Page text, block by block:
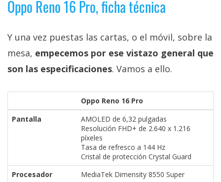
Oppo Reno 16 Pro, ficha técnica
Y una vez puestas las cartas, o el móvil, sobre la
mesa, empecemos por ese vistazo general que
son las especificaciones. Vamos a ello.
Oppo Reno 16 Pro
Pantalla
AMOLED de 6,32 pulgadas
Resolución FHD+ de 2.640 x 1.216
píxeles
Tasa de refresco a 144 Hz
Cristal de protección Crystal Guard
Procesador
MediaTek Dimensity 8550 Super